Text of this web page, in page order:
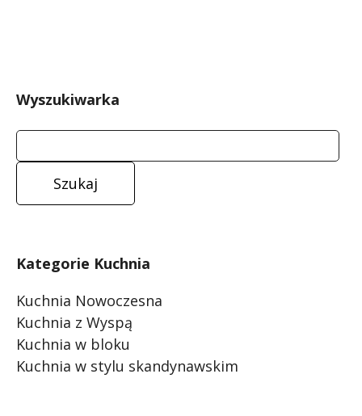
Wyszukiwarka
Kategorie Kuchnia
Kuchnia Nowoczesna
Kuchnia z Wyspą
Kuchnia w bloku
Kuchnia w stylu skandynawskim